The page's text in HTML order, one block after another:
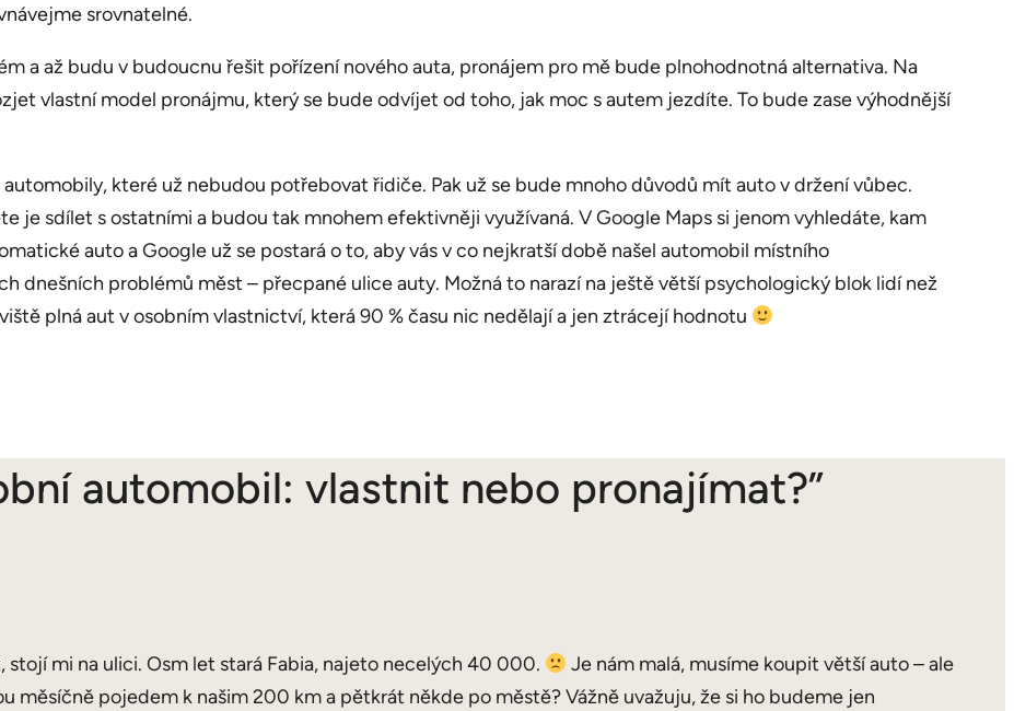
srovnatelné.
a až budu v budoucnu řešit pořízení nového auta, pronájem pro mě bude plnohodnotná alternativa. Na
vlastní model pronájmu, který se bude odvíjet od toho, jak moc s autem jezdíte. To bude zase výhodnější
které už nebudou potřebovat řidiče. Pak už se bude mnoho důvodů mít auto v držení vůbec.
je sdílet s ostatními a budou tak mnohem efektivněji využívaná. V Google Maps si jenom vyhledáte, kam
auto a Google už se postará o to, aby vás v co nejkratší době našel automobil místního
dnešních problémů měst – přecpané ulice auty. Možná to narazí na ještě větší psychologický blok lidí než
plná aut v osobním vlastnictví, která 90 % času nic nedělají a jen ztrácejí hodnotu
automobil: vlastnit nebo pronajímat?”
mi na ulici. Osm let stará Fabia, najeto necelých 40 000.
Je nám malá, musíme koupit větší auto – ale
měsíčně pojedem k našim 200 km a pětkrát někde po městě? Vážně uvažuju, že si ho budeme jen